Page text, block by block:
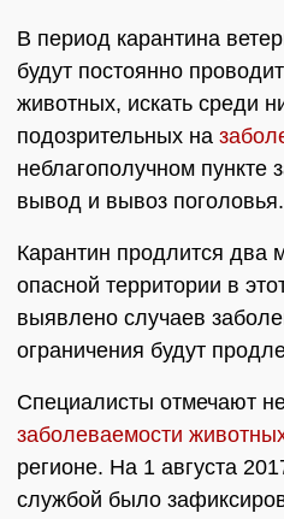
В период карантина
будут постоянно
животных, искать среди
подозрительных на
неблагополучном пункте
вывод и вывоз поголовья.
Карантин продлится два
опасной территории в
выявлено случаев
ограничения будут
Специалисты отмечают
заболеваемости
регионе. На 1 августа
службой было